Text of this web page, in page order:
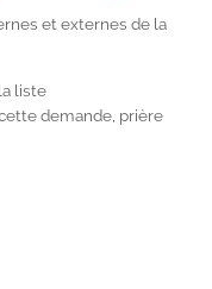
et externes de la
liste
demande, prière